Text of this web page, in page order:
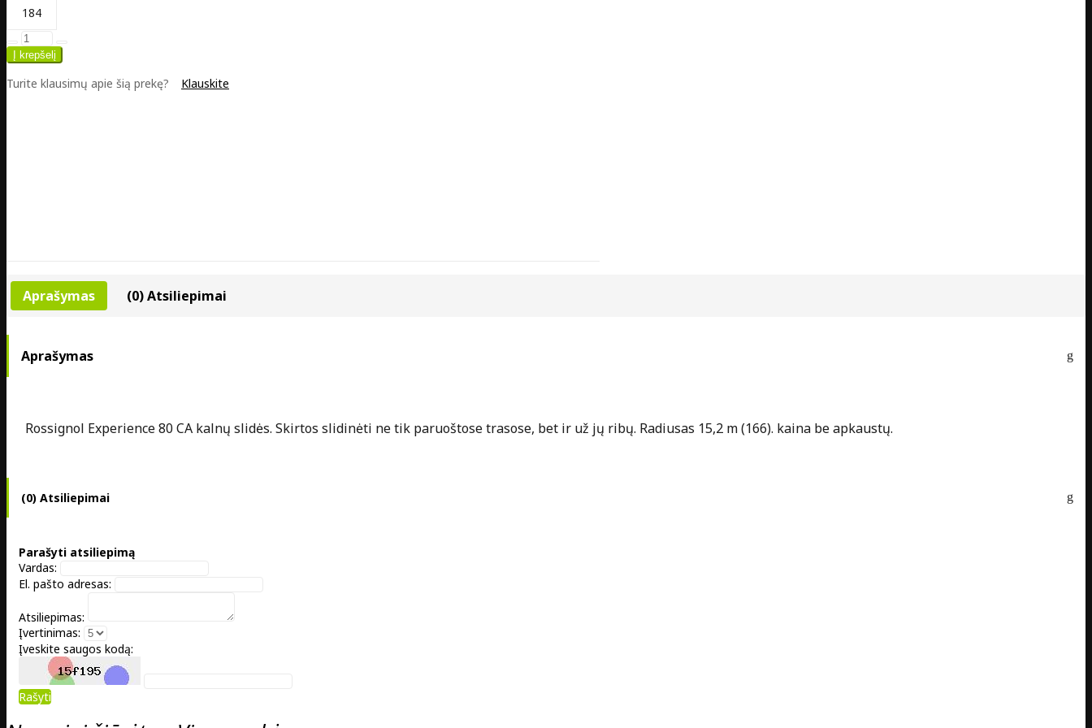
184
Turite klausimų apie šią prekę? Klauskite
Aprašymas (0) Atsiliepimai
Aprašymas
Rossignol Experience 80 CA kalnų slidės. Skirtos slidinėti ne tik paruoštose trasose, bet ir už jų ribų. Radiusas 15,2 m (166). kaina be apkaustų.
(0) Atsiliepimai
Parašyti atsiliepimą
Vardas:
El. pašto adresas:
Atsiliepimas:
Įvertinimas:
Įveskite saugos kodą:
Rašyti